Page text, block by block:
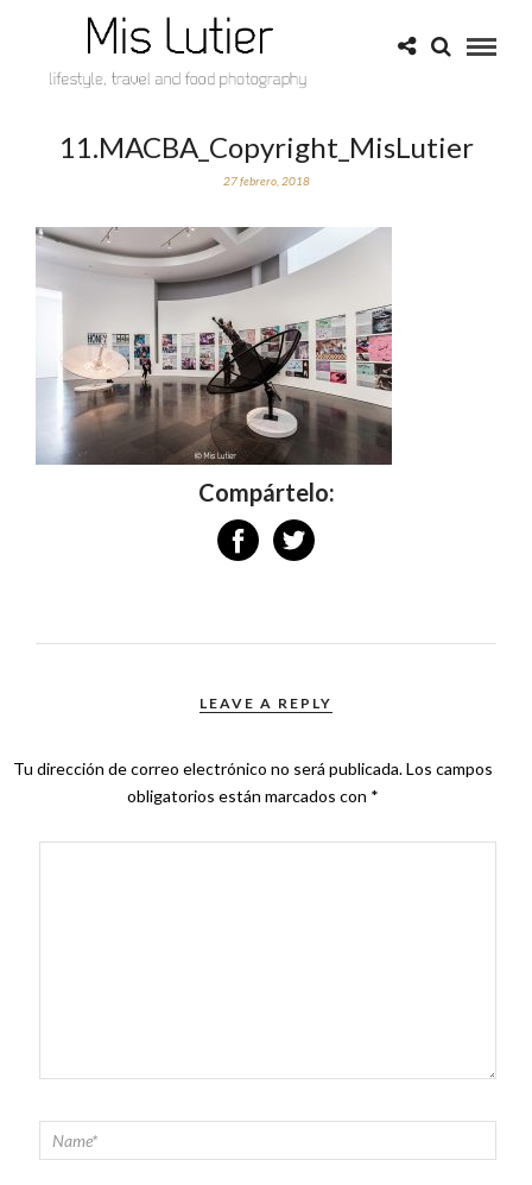
11.MACBA_Copyright_MisLutier
27 febrero, 2018
Compártelo:
LEAVE A REPLY
Tu dirección de correo electrónico no será publicada.Los campos
obligatorios están marcados con *